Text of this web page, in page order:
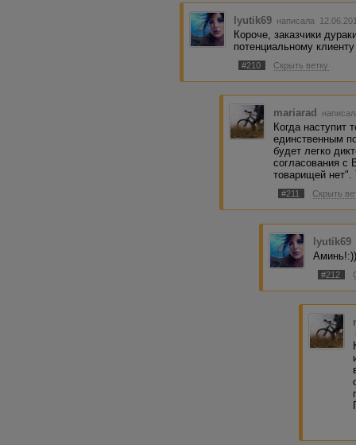
lyutik69 написала
Короче, заказчики
потенциальному
#210 Скрыть ветку
mariarad
Когда наступит
единственным
будет легко
согласования с
товарищей нет".
#211 Скрыть
lyutik69
#212